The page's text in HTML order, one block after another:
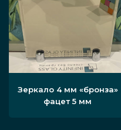
Зеркало 4 мм «бронза»
фацет 5 мм